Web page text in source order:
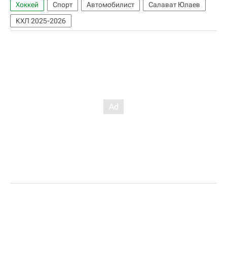
Хоккей Спорт Автомобилист
Салават Юлаев
КХЛ 2025-2026